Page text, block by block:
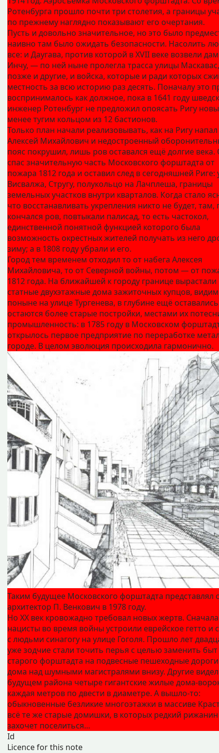
Ротенбурга прошло почти три столетия, а границы
по прежнему наглядно показывают его очертания.
Пусть и довольно значительное, но это было
наивно там было ожидать безопасности. Насолить
все: и Даугава, против которой в XVII веке возвели
Инчу, — по ней ныне пролегла трасса улицы
позже и другие, и войска, которые и ради которых
местность за всю историю раз десять. Поначалу это
воспринималось как должное, пока в 1641 году
инженер Ротенбург не предложил опоясать Ригу
менее тугим кольцом из 12 бастионов.
Только план начали реализовывать, как на Ригу напал
Алексей Михайлович и недостроенный
пояс покрушил, лишь ров оставался ещё долгие века.
спас значительную часть Московского форштадта от
пожара 1812 года и оставил след в сегодняшней Риге:
Висвалжа, Стругу, полукольцо на Лачплеша, границы
земельных участков внутри кварталов. Когда стало
что восстанавливать укрепления никто не будет, там,
кончался ров, повтыкали палисад, то есть частокол,
единственной понятной функцией которого была
возможность окрестных жителей получать из него
зиму; а в 1808 году убрали и его.
Город тем временем отходил то от набега Алексея
Михайловича, то от Северной войны, потом — от
1812 года. На ближайшей к городу границе вырастали
статные двухэтажные дома зажиточных купцов,
поныне на улице Тургенева, в глубине ещё
остаются более старые постройки, местами их
промышленность: в 1785 году в Московском
открылось первое предприятие по переработке
городе. В целом эволюция происходила гармонично.
Таким будущее Московского форштадта представлял
архитектор П. Венкович в 1978 году.
Но ХХ век кровожадно требовал новых жертв. Сначала
нацисты во время войны устроили еврейское гетто и
с людьми синагогу на улице Гоголя. Прошло лет
уже зодчие стали точить перья с целью заменить быт
старого форштадта на подвесные пешеходные
дома над шумными магистралями внизу. Другие
будущем района четыре гигантские жилые дома-
каждая метров по двести в диаметре. А вышло-то:
обыкновенные безликие многоэтажки в массиве
всё те же старые домишки, в которых редкий рижанин
захочет поселиться…
Id
Licence for this note